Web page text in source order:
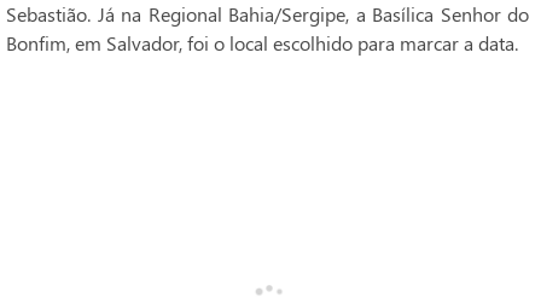
Sebastião. Já na Regional Bahia/Sergipe, a Basílica Senhor do
Bonfim, em Salvador, foi o local escolhido para marcar a data.